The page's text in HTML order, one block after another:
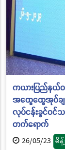
ကယားပြည်နယ်ဝ
အထွေထွေအုပ်ချု
လုပ်ငန်းခွင်ဝင်
တက်ရောက်
26/05/23 မိန့်